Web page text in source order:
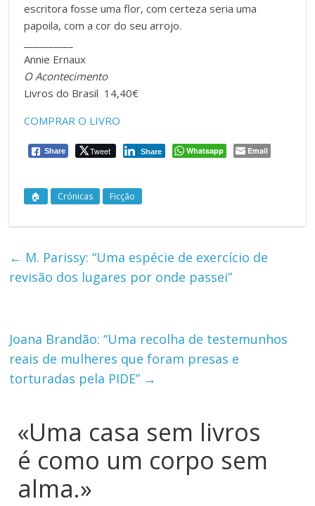
escritora fosse uma flor, com certeza seria uma
papoila, com a cor do seu arrojo.
Annie Ernaux
O Acontecimento
Livros do Brasil 14,40€
COMPRAR O LIVRO
Share Tweet Share Whatsapp Email
🏠 Crónicas Ficção
← M. Parissy: “Uma espécie de exercício de
revisão dos lugares por onde passei”
Joana Brandão: “Uma recolha de testemunhos
reais de mulheres que foram presas e
torturadas pela PIDE” →
«Uma casa sem livros
é como um corpo sem
alma.»